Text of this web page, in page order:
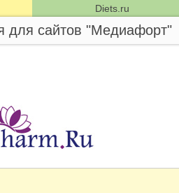
Diets.ru
для сайтов "Медиафорт"